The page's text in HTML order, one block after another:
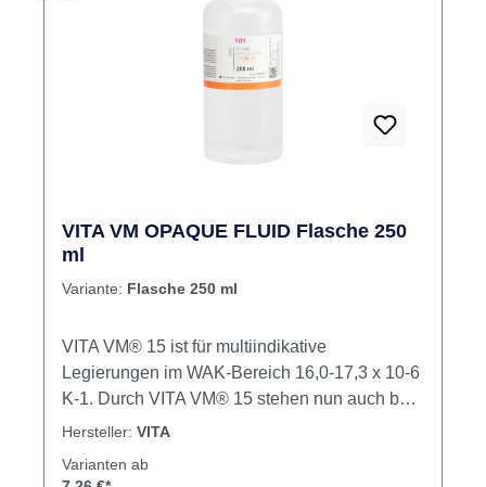
VITA VM OPAQUE FLUID Flasche 250
ml
Variante: Flasche 250 ml
VITA VM® 15 ist für multiindikative
Legierungen im WAK-Bereich 16,0-17,3 x 10-6
K-1. Durch VITA VM® 15 stehen nun auch bei
der Verblendung von hochexpandierenden
Konzeptes zur Verfügung. Sie ist äußerst
Hersteller: VITA
Varianten ab